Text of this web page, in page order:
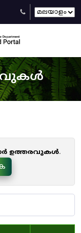
ഉത്തരവുകൾ.